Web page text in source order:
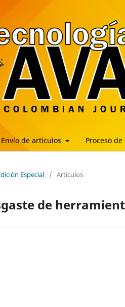
Envío de artículos Proceso
Especial / Artículos
de